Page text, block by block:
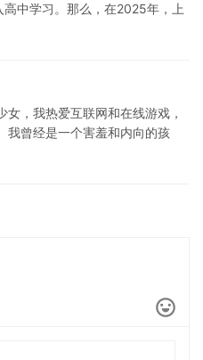
中学习。那么，在2025年，上
，我热爱互联网和在线游戏，
我曾经是一个害羞和内向的孩